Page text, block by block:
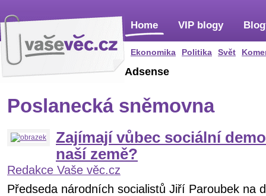
Home
Ekonomika Politika Svět
VIP blogy
Adsense
Poslanecká sněmovna
Zajímají vůbec sociální
naší země?
Redakce Vaše věc.cz
Předseda národních socialistů Jiří Paroubek na